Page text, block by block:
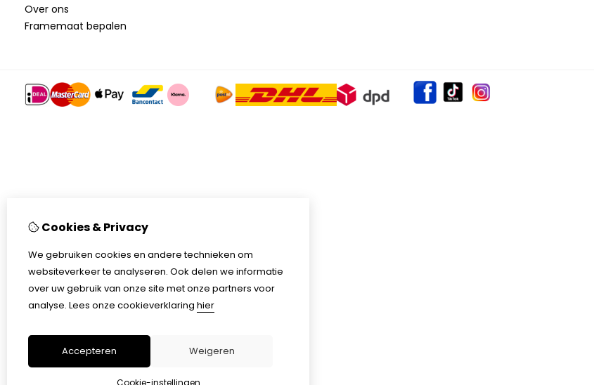
Over ons
Framemaat bepalen
Cookies & Privacy
We gebruiken cookies en andere technieken om
websiteverkeer te analyseren. Ook delen we informatie
over uw gebruik van onze site met onze partners voor
analyse. Lees onze cookieverklaring hier
Accepteren Weigeren
Cookie-instellingen